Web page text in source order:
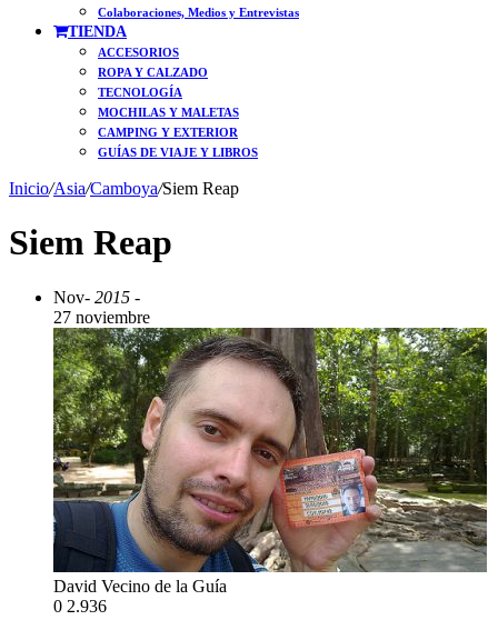
Colaboraciones, Medios y Entrevistas
TIENDA
ACCESORIOS
ROPA Y CALZADO
TECNOLOGÍA
MOCHILAS Y MALETAS
CAMPING Y EXTERIOR
GUÍAS DE VIAJE Y LIBROS
Inicio/Asia/Camboya/Siem Reap
Siem Reap
Nov- 2015 -
27 noviembre
David Vecino de la Guía
0 2.936